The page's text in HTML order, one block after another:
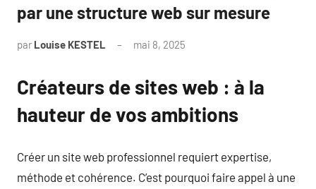
par une structure web sur mesure
par Louise KESTEL mai 8, 2025
Créateurs de sites web : à la
hauteur de vos ambitions
Créer un site web professionnel requiert expertise,
méthode et cohérence. C’est pourquoi faire appel à une